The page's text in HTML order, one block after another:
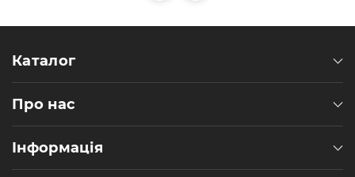
Каталог
Про нас
Інформація